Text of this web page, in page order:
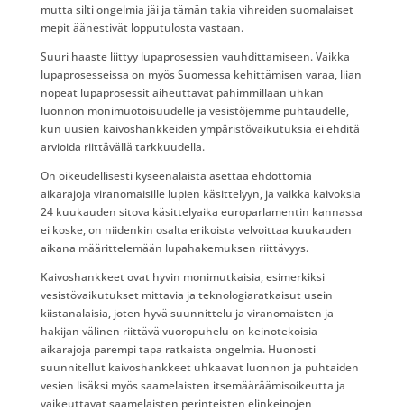
mutta silti ongelmia jäi ja tämän takia vihreiden suomalaiset
mepit äänestivät lopputulosta vastaan.
Suuri haaste liittyy lupaprosessien vauhdittamiseen. Vaikka
lupaprosesseissa on myös Suomessa kehittämisen varaa, liian
nopeat lupaprosessit aiheuttavat pahimmillaan uhkan
luonnon monimuotoisuudelle ja vesistöjemme puhtaudelle,
kun uusien kaivoshankkeiden ympäristövaikutuksia ei ehditä
arvioida riittävällä tarkkuudella.
On oikeudellisesti kyseenalaista asettaa ehdottomia
aikarajoja viranomaisille lupien käsittelyyn, ja vaikka kaivoksia
24 kuukauden sitova käsittelyaika europarlamentin kannassa
ei koske, on niidenkin osalta erikoista velvoittaa kuukauden
aikana määrittelemään lupahakemuksen riittävyys.
Kaivoshankkeet ovat hyvin monimutkaisia, esimerkiksi
vesistövaikutukset mittavia ja teknologiaratkaisut usein
kiistanalaisia, joten hyvä suunnittelu ja viranomaisten ja
hakijan välinen riittävä vuoropuhelu on keinotekoisia
aikarajoja parempi tapa ratkaista ongelmia. Huonosti
suunnitellut kaivoshankkeet uhkaavat luonnon ja puhtaiden
vesien lisäksi myös saamelaisten itsemääräämisoikeutta ja
vaikeuttavat saamelaisten perinteisten elinkeinojen